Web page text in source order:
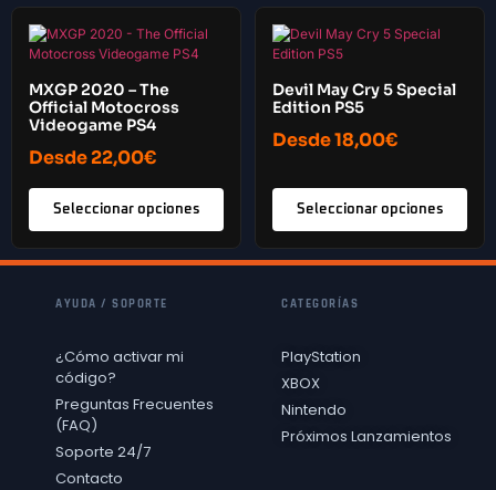
MXGP 2020 – The
Official Motocross
Videogame PS4
Desde22,00€
Seleccionar opciones
Devil May Cry 5 Special
Edition PS5
Desde18,00€
Seleccionar opciones
AYUDA / SOPORTE
¿Cómo activar mi
código?
Preguntas Frecuentes
(FAQ)
Soporte 24/7
Contacto
CATEGORÍAS
PlayStation
XBOX
Nintendo
Próximos Lanzamientos